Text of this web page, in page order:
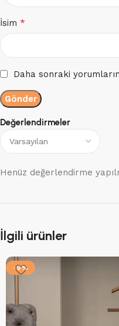
Değerlendirmeler
Henüz değerlendirme
İsim *
Daha sonraki
İlgili ürünler
-9%